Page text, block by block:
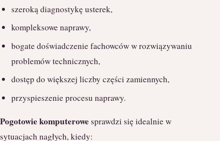
szeroką diagnostykę usterek,
kompleksowe naprawy,
bogate doświadczenie fachowców w rozwiązywaniu
problemów technicznych,
dostęp do większej liczby części zamiennych,
przyspieszenie procesu naprawy.
Pogotowie komputerowe sprawdzi się idealnie w
sytuacjach nagłych, kiedy: